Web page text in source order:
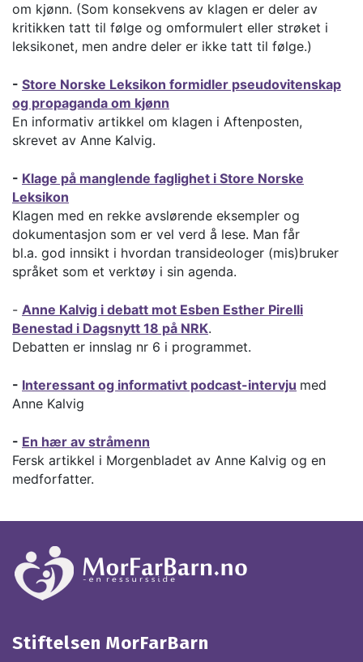
om kjønn. (Som konsekvens av klagen er deler av
kritikken tatt til følge og omformulert eller strøket i
leksikonet, men andre deler er ikke tatt til følge.)
- Store Norske Leksikon formidler pseudovitenskap
og propaganda om kjønn
En informativ artikkel om klagen i Aftenposten,
skrevet av Anne Kalvig.
- Klage på manglende faglighet i Store Norske
Leksikon
Klagen med en rekke avslørende eksempler og
dokumentasjon som er vel verd å lese. Man får
bl.a. god innsikt i hvordan transideologer (mis)bruker
språket som et verktøy i sin agenda.
- Anne Kalvig i debatt mot Esben Esther Pirelli
Benestad i Dagsnytt 18 på NRK.
Debatten er innslag nr 6 i programmet.
- Interessant og informativt podcast-intervju med
Anne Kalvig
- En hær av stråmenn
Fersk artikkel i Morgenbladet av Anne Kalvig og en
medforfatter.
Stiftelsen MorFarBarn